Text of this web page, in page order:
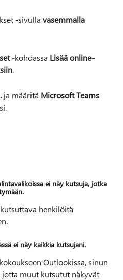
-sivulla vasemmalla
-kohdassa Lisää online-
.
ja määritä Microsoft Teams
ei näy kutsuja, jotka
henkilöitä
ei näy kaikkia kutsujani.
Outlookissa, sinun
jotta muut kutsutut näkyvät